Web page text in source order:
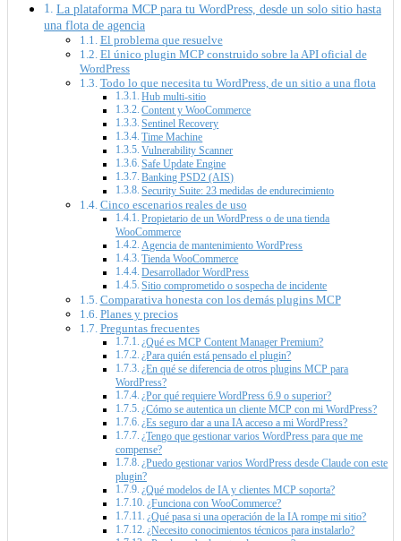
La plataforma MCP para tu WordPress, desde un solo sitio hasta
una flota de agencia
El problema que resuelve
El único plugin MCP construido sobre la API oficial de
WordPress
Todo lo que necesita tu WordPress, de un sitio a una flota
Hub multi-sitio
Content y WooCommerce
Sentinel Recovery
Time Machine
Vulnerability Scanner
Safe Update Engine
Banking PSD2 (AIS)
Security Suite: 23 medidas de endurecimiento
Cinco escenarios reales de uso
Propietario de un WordPress o de una tienda
WooCommerce
Agencia de mantenimiento WordPress
Tienda WooCommerce
Desarrollador WordPress
Sitio comprometido o sospecha de incidente
Comparativa honesta con los demás plugins MCP
Planes y precios
Preguntas frecuentes
¿Qué es MCP Content Manager Premium?
¿Para quién está pensado el plugin?
¿En qué se diferencia de otros plugins MCP para
WordPress?
¿Por qué requiere WordPress 6.9 o superior?
¿Cómo se autentica un cliente MCP con mi WordPress?
¿Es seguro dar a una IA acceso a mi WordPress?
¿Tengo que gestionar varios WordPress para que me
compense?
¿Puedo gestionar varios WordPress desde Claude con este
plugin?
¿Qué modelos de IA y clientes MCP soporta?
¿Funciona con WooCommerce?
¿Qué pasa si una operación de la IA rompe mi sitio?
¿Necesito conocimientos técnicos para instalarlo?